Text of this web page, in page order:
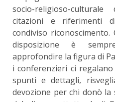
socio-religioso-
citazioni e riferimenti
condiviso
disposizione è
approfondire la figura di
i conferenzieri ci
spunti e dettagli,
devozione per chi donò